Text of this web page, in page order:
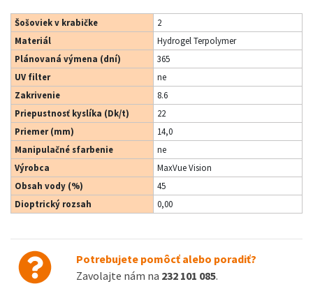
Šošoviek v krabičke
2
Materiál
Hydrogel Terpolymer
Plánovaná výmena (dní)
365
UV filter
ne
Zakrivenie
8.6
Priepustnosť kyslíka (Dk/t)
22
Priemer (mm)
14,0
Manipulačné sfarbenie
ne
Výrobca
MaxVue Vision
Obsah vody (%)
45
Dioptrický rozsah
0,00
Potrebujete pomôcť alebo poradiť?
Zavolajte nám na 232 101 085.